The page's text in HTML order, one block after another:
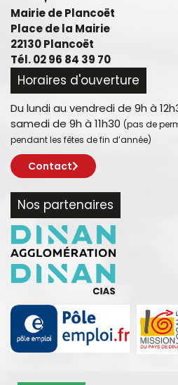
Mairie de Plancoët
Place de la Mairie
22130 Plancoët
Tél. 02 96 84 39 70
Horaires d'ouverture
Du lundi au vendredi de 9h à
samedi de 9h à 11h30 (pas de
pendant les fêtes de fin d’année)
Contact
Nos partenaires